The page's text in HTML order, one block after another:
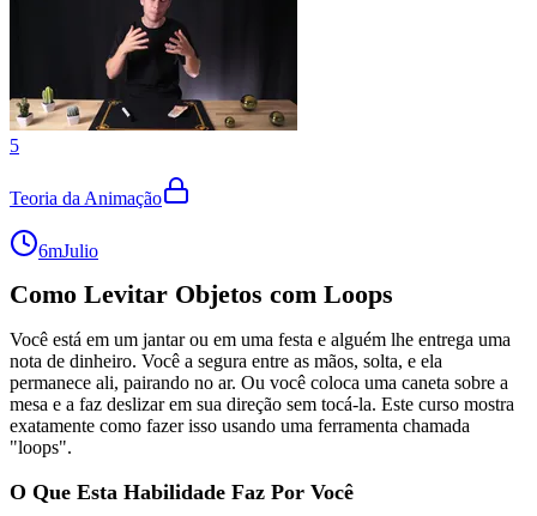
5
Teoria da Animação
6mJulio
Como Levitar Objetos com Loops
Você está em um jantar ou em uma festa e alguém lhe entrega uma
nota de dinheiro. Você a segura entre as mãos, solta, e ela
permanece ali, pairando no ar. Ou você coloca uma caneta sobre a
mesa e a faz deslizar em sua direção sem tocá-la. Este curso mostra
exatamente como fazer isso usando uma ferramenta chamada
"loops".
O Que Esta Habilidade Faz Por Você